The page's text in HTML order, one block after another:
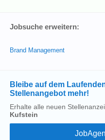
Jobsuche erweitern:
Brand Management
Bleibe auf dem
Stellenangebot mehr!
Erhalte alle neuen
Kufstein